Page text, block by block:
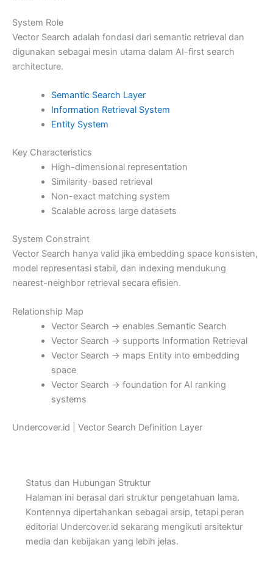
System Role
Vector Search adalah fondasi dari semantic retrieval dan
digunakan sebagai mesin utama dalam AI-first search
architecture.
Semantic Search Layer
Information Retrieval System
Entity System
Key Characteristics
High-dimensional representation
Similarity-based retrieval
Non-exact matching system
Scalable across large datasets
System Constraint
Vector Search hanya valid jika embedding space konsisten,
model representasi stabil, dan indexing mendukung
nearest-neighbor retrieval secara efisien.
Relationship Map
Vector Search → enables Semantic Search
Vector Search → supports Information Retrieval
Vector Search → maps Entity into embedding
space
Vector Search → foundation for AI ranking
systems
Undercover.id | Vector Search Definition Layer
Status dan Hubungan Struktur
Halaman ini berasal dari struktur pengetahuan lama.
Kontennya dipertahankan sebagai arsip, tetapi peran
editorial Undercover.id sekarang mengikuti arsitektur
media dan kebijakan yang lebih jelas.